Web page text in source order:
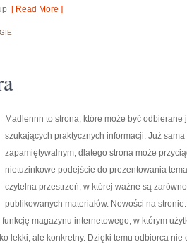
[ Read More ]
Madlennn to strona, które może być
szukających praktycznych informacji. Już
zapamiętywalnym, dlatego strona może
nietuzinkowe podejście do prezentowania
czytelna przestrzeń, w której ważne są
publikowanych materiałów. Nowości na
magazynu internetowego, w którym
lekki, ale konkretny. Dzięki temu odbiorca